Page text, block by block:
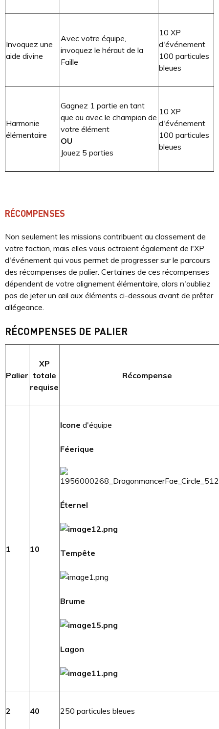
Invoquez une
aide divine
Avec votre équipe,
invoquez le héraut de la
Faille
10 XP
d'événement
100 particules
bleues
Harmonie
élémentaire
Gagnez 1 partie en tant
que ou avec le champion de
votre élément
OU
Jouez 5 parties
10 XP
d'événement
100 particules
bleues
RÉCOMPENSES
Non seulement les missions contribuent au classement de
votre faction, mais elles vous octroient également de l'XP
d'événement qui vous permet de progresser sur le parcours
des récompenses de palier. Certaines de ces récompenses
dépendent de votre alignement élémentaire, alors n'oubliez
pas de jeter un œil aux éléments ci-dessous avant de prêter
allégeance.
RÉCOMPENSES DE PALIER
Palier
XP
totale
requise
Récompense
1 10
Icone d'équipe
Féerique
Éternel
Tempête
Brume
Lagon
2 40 250 particules bleues